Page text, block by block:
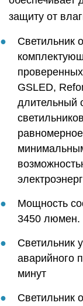
защиту от
Светильник
GSLED,
длительный
Мощность
3450 люмен.
Светильник
аварийного
минут
Светильник